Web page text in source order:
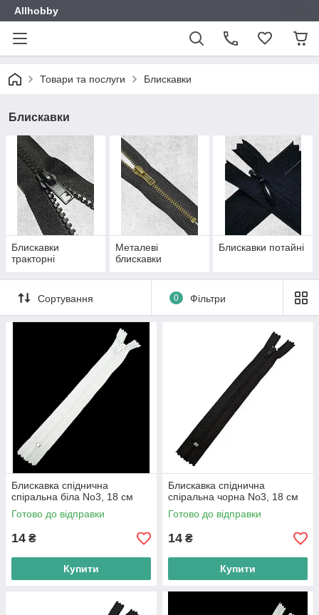
Allhobby
Товари та послуги Блискавки
Блискавки
Блискавки
тракторні
Металеві
блискавки
Блискавки потайні
Сортування 0 Фільтри
Блискавка спіднична
спіральна біла No3, 18 см
Готово до відправки
14 ₴
Купити
Блискавка спіднична
спіральна чорна No3, 18 см
Готово до відправки
14 ₴
Купити